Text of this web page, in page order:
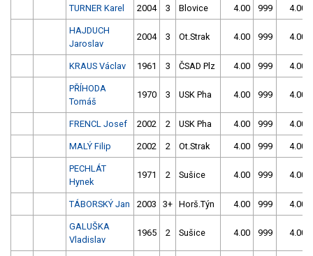
TURNER Karel 2004 3 Blovice 4.00 999 4.00
HAJDUCH
Jaroslav
2004 3 Ot.Strak 4.00 999 4.00
KRAUS Václav 1961 3 ČSAD Plz 4.00 999 4.00
PŘÍHODA
Tomáš
1970 3 USK Pha 4.00 999 4.00
FRENCL Josef 2002 2 USK Pha 4.00 999 4.00
MALÝ Filip 2002 2 Ot.Strak 4.00 999 4.00
PECHLÁT
Hynek
1971 2 Sušice 4.00 999 4.00
TÁBORSKÝ Jan 2003 3+ Horš.Týn 4.00 999 4.00
GALUŠKA
Vladislav
1965 2 Sušice 4.00 999 4.00